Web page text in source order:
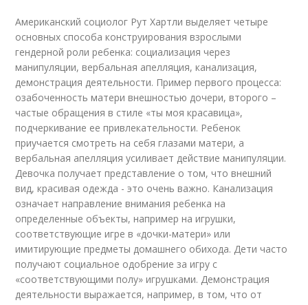
Американский социолог Рут Хартли выделяет четыре
основных способа конструирования взрослыми
гендерной роли ребенка: социализация через
манипуляции, вербальная апелляция, канализация,
демонстрация деятельности. Пример первого процесса:
озабоченность матери внешностью дочери, второго –
частые обращения в стиле «ты моя красавица»,
подчеркивание ее привлекательности. Ребенок
приучается смотреть на себя глазами матери, а
вербальная апелляция усиливает действие манипуляции.
Девочка получает представление о том, что внешний
вид, красивая одежда - это очень важно. Канализация
означает направление внимания ребенка на
определенные объекты, например на игрушки,
соответствующие игре в «дочки-матери» или
имитирующие предметы домашнего обихода. Дети часто
получают социальное одобрение за игру с
«соответствующими полу» игрушками. Демонстрация
деятельности выражается, например, в том, что от